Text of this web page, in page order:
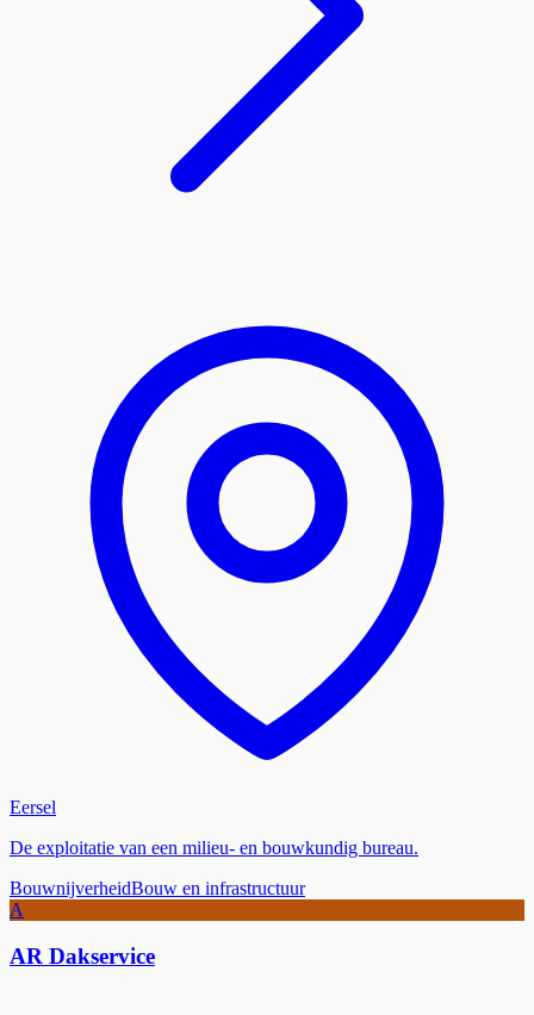
Eersel
De exploitatie van een milieu- en bouwkundig bureau.
BouwnijverheidBouw en infrastructuur
A
AR Dakservice